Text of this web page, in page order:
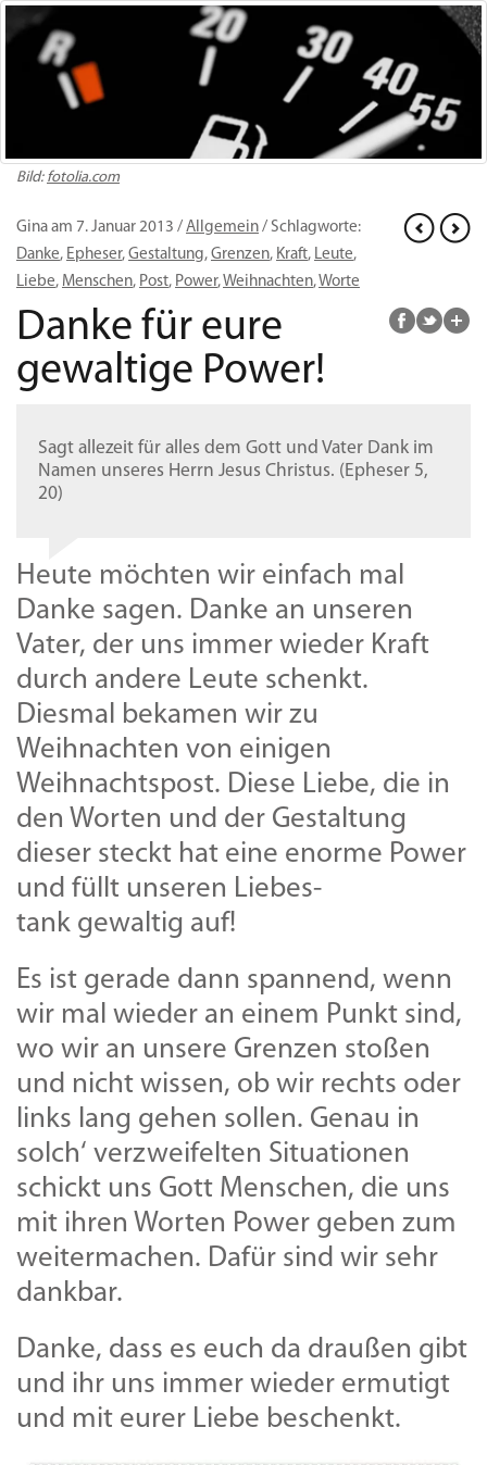
Bild: fotolia.com
Gina am 7. Januar 2013 / Allgemein / Schlagworte:
Danke, Epheser, Gestaltung, Grenzen, Kraft, Leute,
Liebe, Menschen, Post, Power,Weihnachten,Worte
Danke für eure
gewaltige Power!
Sagt allezeit für alles dem Gott und Vater Dank im
Namen unseres Herrn Jesus Christus. (Epheser 5,
20)
Heute möchten wir einfach mal
Danke sagen. Danke an unseren
Vater, der uns immer wieder Kraft
durch andere Leute schenkt.
Diesmal bekamen wir zu
Weihnachten von einigen
Weihnachtspost. Diese Liebe, die in
den Worten und der Gestaltung
dieser steckt hat eine enorme Power
und füllt unseren Liebes-
tank gewaltig auf!
Es ist gerade dann spannend, wenn
wir mal wieder an einem Punkt sind,
wo wir an unsere Grenzen stoßen
und nicht wissen, ob wir rechts oder
links lang gehen sollen. Genau in
solch‘ verzweifelten Situationen
schickt uns Gott Menschen, die uns
mit ihren Worten Power geben zum
weitermachen. Dafür sind wir sehr
dankbar.
Danke, dass es euch da draußen gibt
und ihr uns immer wieder ermutigt
und mit eurer Liebe beschenkt.